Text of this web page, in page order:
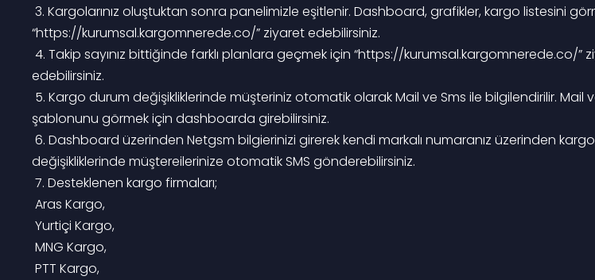
“https://kurumsal.kargomnerede.co/” ziyaret edebilirsiniz.
edebilirsiniz.
şablonunu görmek için dashboarda girebilirsiniz.
değişikliklerinde müştereilerinize otomatik SMS gönderebilirsiniz.
7. Desteklenen kargo firmaları;
Aras Kargo,
Yurtiçi Kargo,
MNG Kargo,
PTT Kargo,